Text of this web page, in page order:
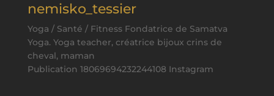
nemisko_tessier
Yoga / Santé / Fitness Fondatrice de Samatva
Yoga. Yoga teacher, créatrice bijoux crins de
cheval, maman
Publication 18069694232244108 Instagram